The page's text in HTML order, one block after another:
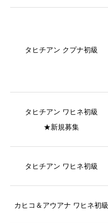
タヒチアン クプナ初級
タヒチアン ワヒネ初級
★新規募集
タヒチアン ワヒネ初級
カヒコ＆アウアナ ワヒネ初級